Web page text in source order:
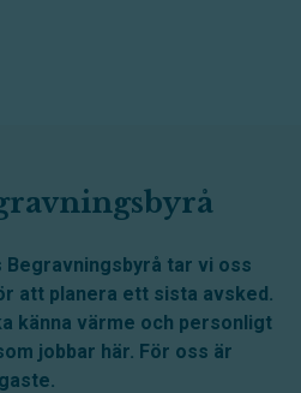
tar vi oss
att planera ett sista avsked.
känna värme och personligt
jobbar här. För oss är